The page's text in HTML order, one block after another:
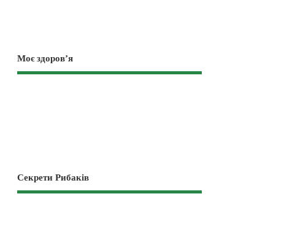
Моє здоров’я
Секрети Рибаків